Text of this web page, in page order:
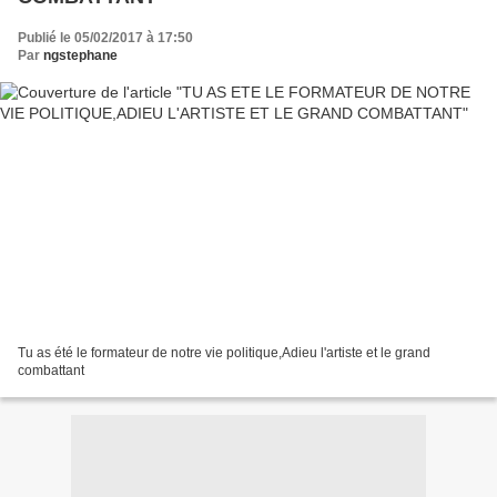
Publié le 05/02/2017 à 17:50
Par ngstephane
Tu as été le formateur de notre vie politique,Adieu l'artiste et le grand
combattant